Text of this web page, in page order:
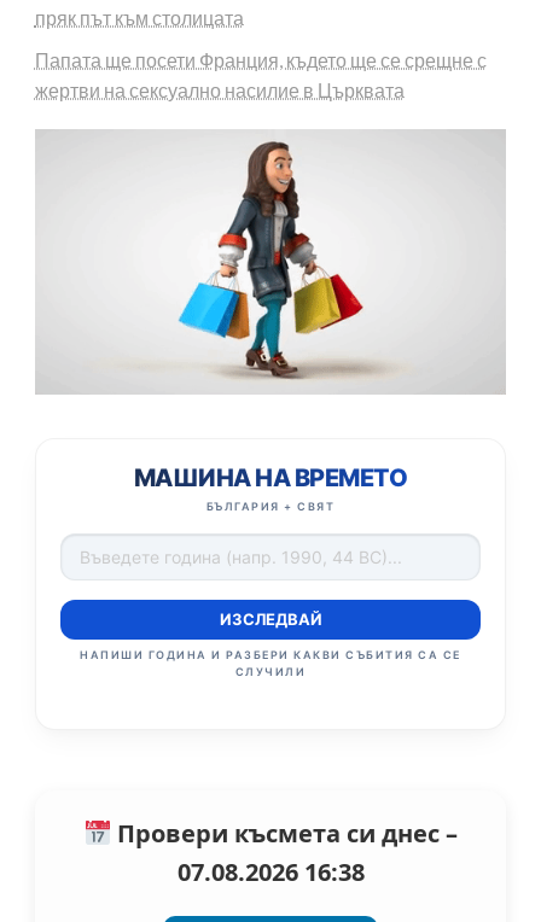
пряк път към столицата
Папата ще посети Франция, където ще се срещне с
жертви на сексуално насилие в Църквата
МАШИНА НА ВРЕМЕТО
БЪЛГАРИЯ + СВЯТ
ИЗСЛЕДВАЙ
НАПИШИ ГОДИНА И РАЗБЕРИ КАКВИ СЪБИТИЯ СА СЕ
СЛУЧИЛИ
Провери късмета си днес –
07.08.2026 16:38